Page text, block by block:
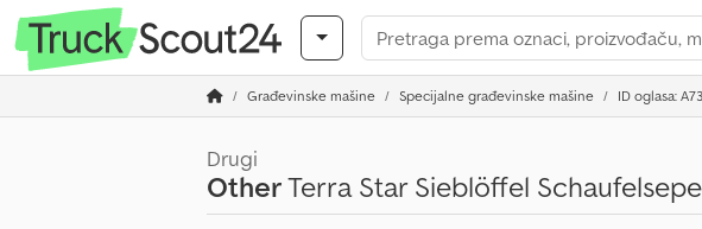
Građevinske mašine Specijalne građevinske mašine ID oglasa:
Drugi
OtherTerra Star Sieblöffel